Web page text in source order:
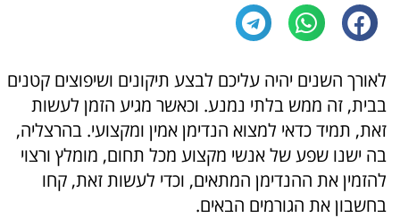
לאורך השנים יהיה עליכם לבצע תיקונים ושיפוצים קטנים
בבית, זה ממש בלתי נמנע. וכאשר מגיע הזמן לעשות
זאת, תמיד כדאי למצוא הנדימן אמין ומקצועי. בהרצליה,
בה ישנו שפע של אנשי מקצוע מכל תחום, מומלץ ורצוי
להזמין את ההנדימן המתאים, וכדי לעשות זאת, קחו
בחשבון את הגורמים הבאים.